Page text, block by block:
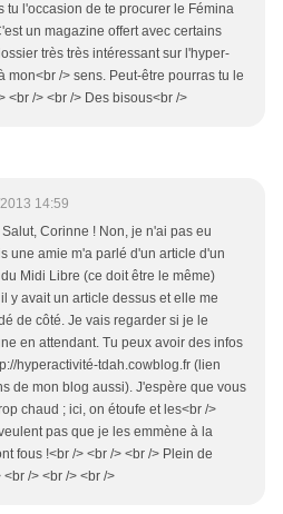
tu l'occasion de te procurer le Fémina
un magazine offert avec certains
très très intéressant sur l'hyper-
mon<br /> sens. Peut-être pourras tu le
<br /> <br /> Des bisous<br />
14:59
Corinne ! Non, je n'ai pas eu
une amie m'a parlé d'un article d'un
Midi Libre (ce doit être le même)
y avait un article dessus et elle me
de côté. Je vais regarder si je le
en attendant. Tu peux avoir des infos
hyperactivité-tdah.cowblog.fr (lien
de mon blog aussi). J'espère que vous
chaud ; ici, on étoufe et les<br />
pas que je les emmène à la
fous !<br /> <br /> <br /> Plein de
/> <br /> <br />